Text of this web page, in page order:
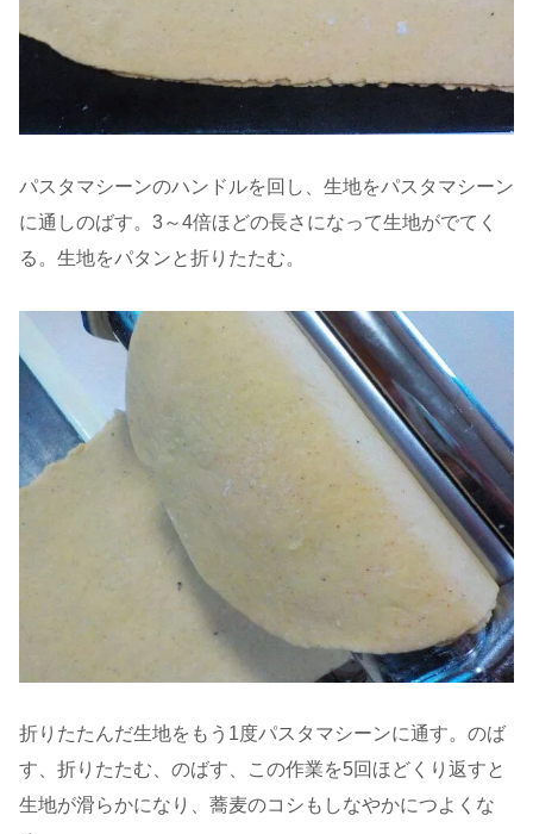
パスタマシーンのハンドルを回し、生地をパスタマシーン
に通しのばす。3～4倍ほどの長さになって生地がでてく
る。生地をパタンと折りたたむ。
折りたたんだ生地をもう1度パスタマシーンに通す。のば
す、折りたたむ、のばす、この作業を5回ほどくり返すと
生地が滑らかになり、蕎麦のコシもしなやかにつよくな